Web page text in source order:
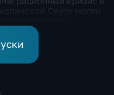
спецслужбы Израиля